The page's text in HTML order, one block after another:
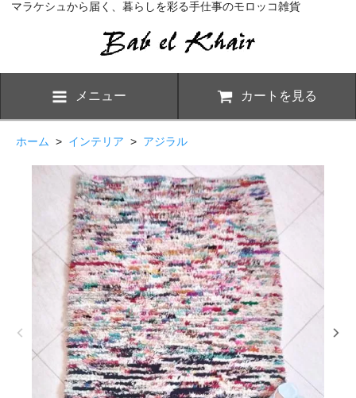
マラケシュから届く、暮らしを彩る手仕事のモロッコ雑貨
メニュー カートを見る
ホーム > インテリア > アジラル